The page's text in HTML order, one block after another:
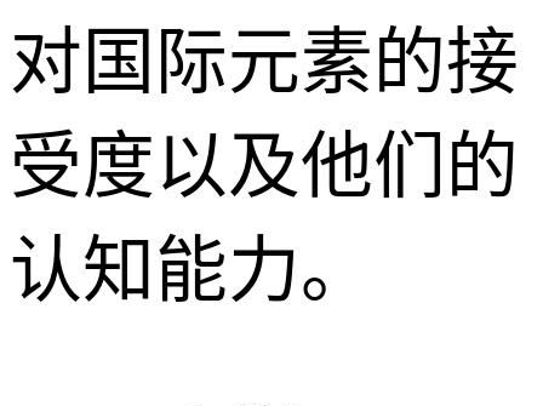
对国际元素的接
受度以及他们的
认知能力。